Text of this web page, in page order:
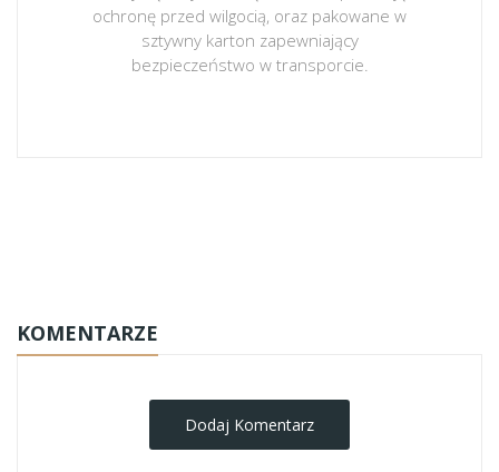
ochronę przed wilgocią, oraz pakowane w
sztywny karton zapewniający
bezpieczeństwo w transporcie.
KOMENTARZE
Dodaj Komentarz